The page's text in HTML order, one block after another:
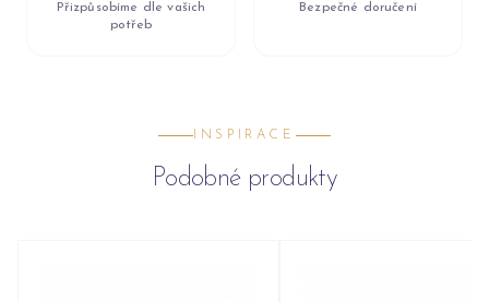
Přizpůsobíme dle vašich
potřeb
Bezpečné doručení
INSPIRACE
Podobné produkty